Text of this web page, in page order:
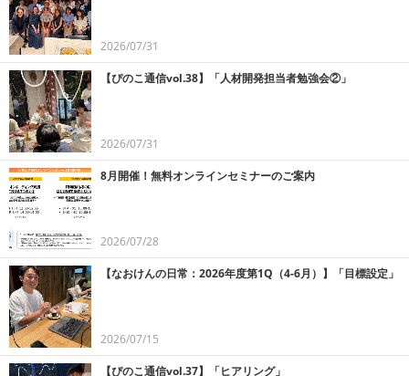
2026/07/31
【ぴのこ通信vol.38】「人材開発担当者勉強会②」
2026/07/31
8月開催！無料オンラインセミナーのご案内
2026/07/28
【なおけんの日常：2026年度第1Q（4-6月）】「目標設定」
2026/07/15
【ぴのこ通信vol.37】「ヒアリング」